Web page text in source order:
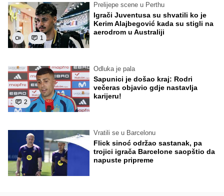
1
Prelijepe scene u Perthu
Igrači Juventusa su shvatili ko je
Kerim Alajbegović kada su stigli na
aerodrom u Australiji
2
Odluka je pala
Sapunici je došao kraj: Rodri
večeras objavio gdje nastavlja
karijeru!
Vratili se u Barcelonu
Flick sinoć održao sastanak, pa
trojici igrača Barcelone saopštio da
napuste pripreme